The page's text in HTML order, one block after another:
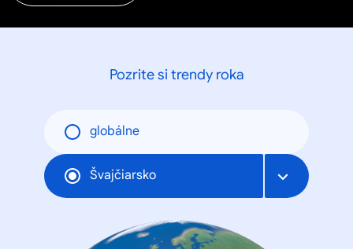
Pozrite si trendy roka
globálne
Švajčiarsko